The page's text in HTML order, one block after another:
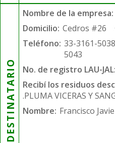
DESTINATARIO
Nombre de la empresa:
Domicilio: Cedros #26
Teléfono: 33-3161-
5043
No. de registro LAU-JAL:
Recibí los residuos
.PLUMA VICERAS Y
Nombre: Francisco